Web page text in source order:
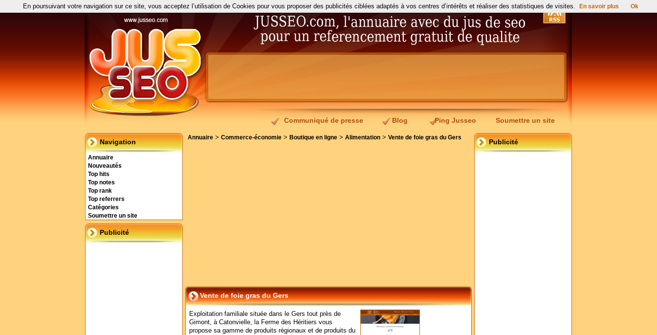
Communiqué de presse Blog Ping Jusseo Soumettre un site
Navigation
Annuaire
Nouveautés
Top hits
Top notes
Top rank
Top referrers
Catégories
Soumettre un site
Publicité
Publicité
Annuaire > Commerce-économie > Boutique en ligne > Alimentation > Vente de foie gras du Gers
Vente de foie gras du Gers
Exploitation familiale située dans le Gers tout près de
Gimont, à Catonvielle, la Ferme des Héritiers vous
propose sa gamme de produits régionaux et de produits du
En poursuivant votre navigation sur ce site, vous acceptez l’utilisation de Cookies pour vous proposer des publicités ciblées adaptés à vos centres d’intérêts et réaliser des statistiques de visites. En savoir plus Ok